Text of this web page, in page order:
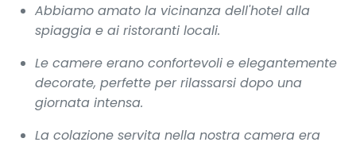
Abbiamo amato la vicinanza dell'hotel alla
spiaggia e ai ristoranti locali.
Le camere erano confortevoli e elegantemente
decorate, perfette per rilassarsi dopo una
giornata intensa.
La colazione servita nella nostra camera era